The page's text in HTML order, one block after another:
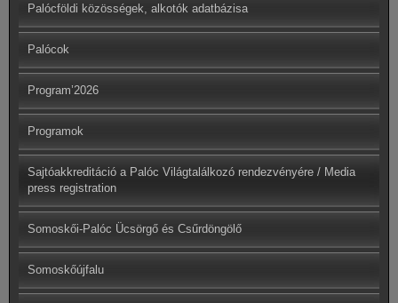
Palócföldi közösségek, alkotók adatbázisa
Palócok
Program’2026
Programok
Sajtóakkreditáció a Palóc Világtalálkozó rendezvényére / Media
press registration
Somoskői-Palóc Ücsörgő és Csűrdöngölő
Somoskőújfalu